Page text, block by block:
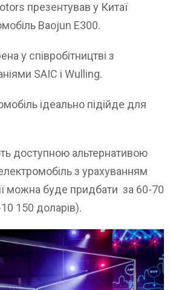
презентував у Китаї
Baojun E300.
у співробітництві з
SAIC і Wulling.
ідеально підійде для
доступною альтернативою
з урахуванням
можна буде придбати за 60-70
150 доларів).